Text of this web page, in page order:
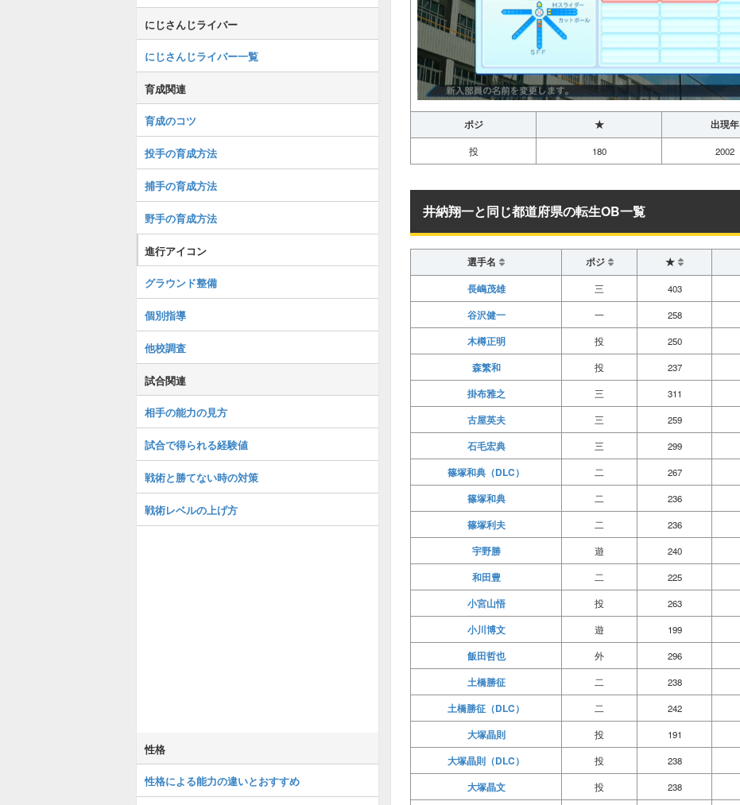
ポジ ★ 出現年
投 180 2002
井納翔一と同じ都道府県の転生OB一覧
選手名 ポジ ★
長嶋茂雄 三 403
谷沢健一
一 258
木樽正明
投 250
森繁和
投 237
掛布雅之
三 311
古屋英夫
三 259
石毛宏典
三 299
篠塚和典（DLC）
二 267
篠塚和典
二 236
篠塚利夫
二 236
宇野勝
遊 240
和田豊
二 225
小宮山悟
投 263
小川博文
遊 199
飯田哲也
外 296
土橋勝征
二 238
土橋勝征（DLC）
二 242
大塚晶則
投 191
大塚晶則（DLC）
投 238
大塚晶文
投 238
にじさんじライバー
にじさんじライバー一覧
育成関連
育成のコツ
投手の育成方法
捕手の育成方法
野手の育成方法
進行アイコン
グラウンド整備
個別指導
他校調査
試合関連
相手の能力の見方
試合で得られる経験値
戦術と勝てない時の対策
戦術レベルの上げ方
性格
性格による能力の違いとおすすめ